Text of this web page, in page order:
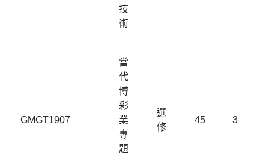
技
術
GMGT1907
當
代
博
彩
業
專
題
選
修
45 3